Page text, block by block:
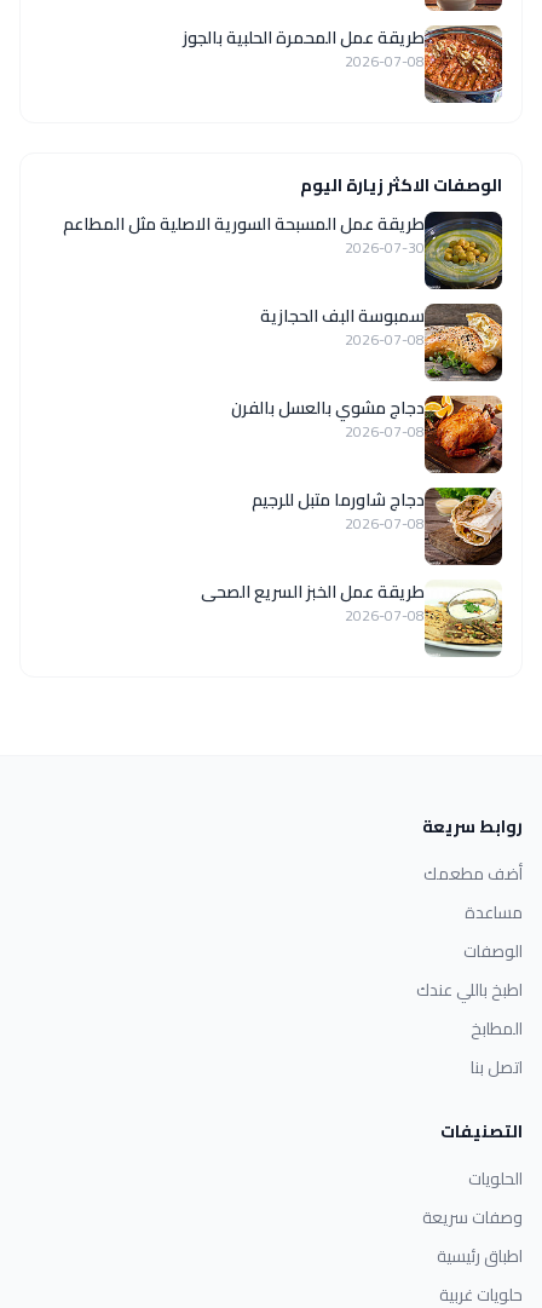
طريقة عمل المحمرة الحلبية بالجوز
2026-07-08
الوصفات الاكثر زيارة اليوم
‏طريقة عمل المسبحة السورية الاصلية مثل المطاعم
2026-07-30
سمبوسة البف الحجازية
2026-07-08
دجاج مشوي بالعسل بالفرن
2026-07-08
دجاج شاورما متبل للرجيم
2026-07-08
طريقة عمل الخبز السريع الصحى
2026-07-08
روابط سريعة
أضف مطعمك
مساعدة
الوصفات
اطبخ باللي عندك
المطابخ
اتصل بنا
التصنيفات
الحلويات
وصفات سريعة
اطباق رئيسية
حلويات غربية